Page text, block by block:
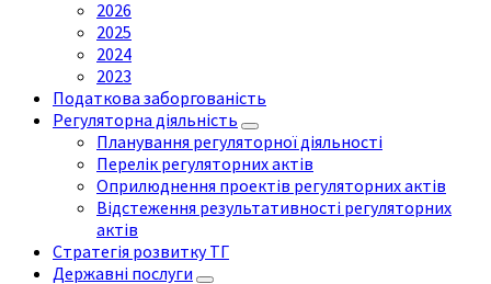
2026
2025
2024
2023
Податкова заборгованість
Регуляторна діяльність
Планування регуляторної діяльності
Перелік регуляторних актів
Оприлюднення проектів регуляторних актів
Відстеження результативності регуляторних
актів
Стратегія розвитку ТГ
Державні послуги